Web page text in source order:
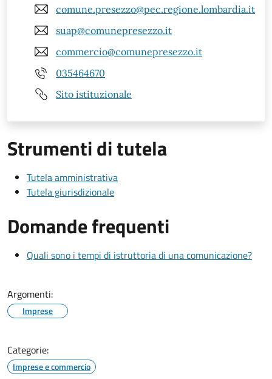
comune.presezzo@pec.regione.lombardia.it
suap@comunepresezzo.it
commercio@comunepresezzo.it
035464670
Sito istituzionale
Strumenti di tutela
Tutela amministrativa
Tutela giurisdizionale
Domande frequenti
Quali sono i tempi di istruttoria di una comunicazione?
Argomenti:
Imprese
Categorie:
Imprese e commercio